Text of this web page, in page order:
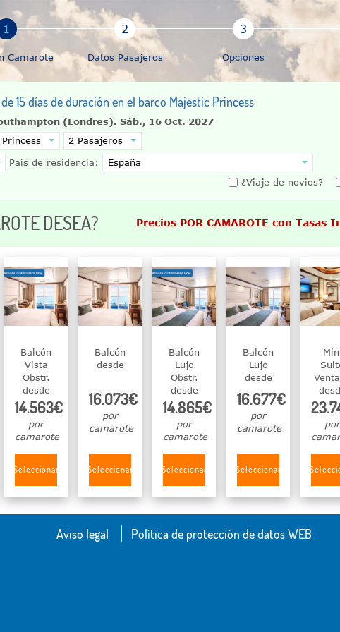
Camarote Datos Pasajeros Opciones
15 días de duración en el barco Majestic Princess
(Londres). Sáb., 16 Oct. 2027
Pais de residencia:
¿Viaje de novios?
DESEA? Precios POR CAMAROTE con Tasas
Balcón
Vista
Obstr.
desde
14.563€
por
camarote
Seleccionar
Balcón
desde
16.073€
por
camarote
Seleccionar
Balcón
Lujo
Obstr.
desde
14.865€
por
camarote
Seleccionar
Balcón
Lujo
desde
16.677€
por
camarote
Seleccionar
por
Aviso legal Política de protección de datos WEB